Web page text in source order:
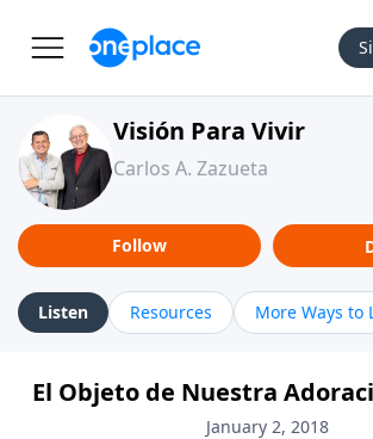
Visión Para Vivir
Carlos A. Zazueta
Follow
Listen Resources More Ways to
El Objeto de Nuestra
January 2, 2018